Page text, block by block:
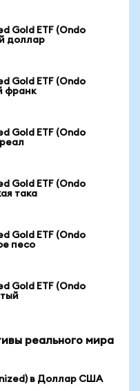
Gold ETF (Ondo
доллар
Gold ETF (Ondo
франк
Gold ETF (Ondo
Gold ETF (Ondo
така
Gold ETF (Ondo
песо
Gold ETF (Ondo
реального мира
в Доллар США